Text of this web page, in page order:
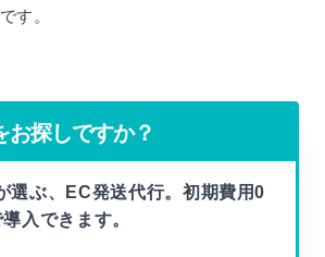
す。
お探しですか？
選ぶ、EC発送代行。初期費用0
入できます。